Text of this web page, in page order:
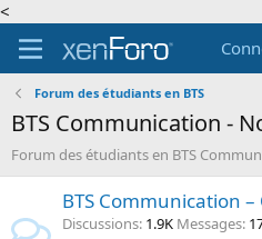
<
Forum des étudiants en BTS
BTS Communication -
Forum des étudiants en BTS
BTS Communication
Discussions 1.9K Messages